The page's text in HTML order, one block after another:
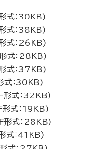
式：30KB)
式：38KB)
式：26KB)
式：28KB)
式：37KB)
式：30KB)
形式：32KB)
式：19KB)
形式：28KB)
式：41KB)